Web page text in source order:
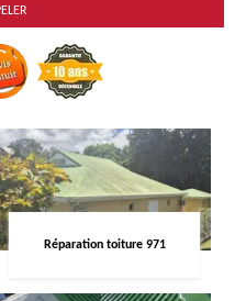
Réparation toiture 971